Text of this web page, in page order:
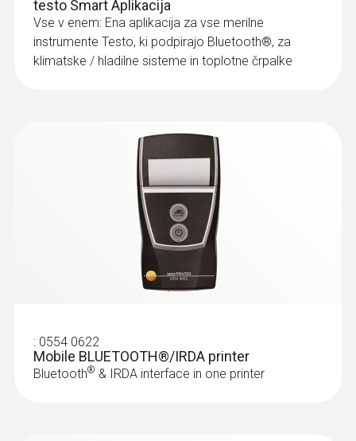
Storage temperature
testo Smart Aplikacija
Vse v enem: Ena aplikacija za vse merilne
instrumente Testo, ki podpirajo Bluetooth®, za
klimatske / hladilne sisteme in toplotne črpalke
: 0554 0622
Mobile BLUETOOTH®/IRDA printer
Bluetooth® & IRDA interface in one printer